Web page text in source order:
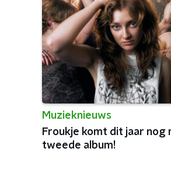
Muzieknieuws
Froukje komt dit jaar nog
tweede album!